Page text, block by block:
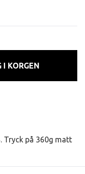
I KORGEN
Tryck på 360g matt